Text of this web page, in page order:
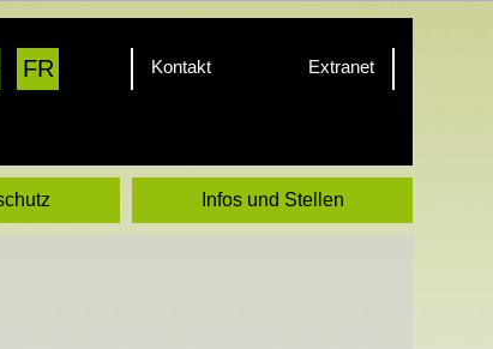
FR Kontakt Extranet
Infos und Stellen